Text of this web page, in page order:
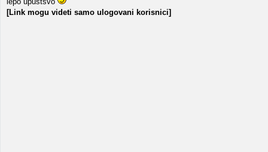
[Link mogu videti samo ulogovani korisnici]